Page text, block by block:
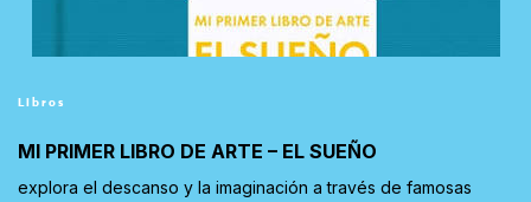
Libros
MI PRIMER LIBRO DE ARTE – EL SUEÑO
explora el descanso y la imaginación a través de famosas